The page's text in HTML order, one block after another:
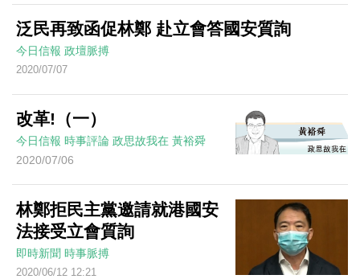
泛民再致函促林鄭 赴立會答國安質詢
今日信報 政壇脈搏
2020/07/07
改革!（一）
今日信報 時事評論 政思故我在 黃裕舜
2020/07/06
林鄭拒民主黨邀請就港國安
法接受立會質詢
即時新聞 時事脈搏
2020/06/12 12:21